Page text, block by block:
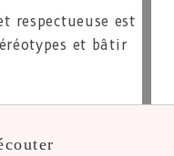
respectueuse est
et bâtir